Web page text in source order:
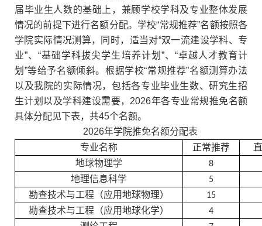
届毕业生人数的基础上，兼顾学校学科及专业整体发展
情况的前提下进行名额分配。学校“常规推荐”名额按照各
学院实际情况测算，同时，适当对“双一流建设学科、专
业”、“基础学科拔尖学生培养计划 ”、 “卓越人才教育计
划 ”等给予名额倾斜。根据学校“常规推荐”名额测算办法
以及我院的实际情况，包括各专业毕业生数、研究生招
生计划以及学科建设需要， 2026年各专业常规推免名额
具体分配见下表，共45个名额。
2026年学院推免名额分配表
专业名称
正常推荐
地球物理学
8
地理信息科学 5
勘查技术与工程（应用地球物理） 15
勘查技术与工程（应用地球化学） 4